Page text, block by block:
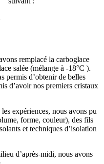
remplacé la carboglace
salée (mélange à -18°C ).
permis d’obtenir de belles
d’avoir nos premiers cristaux
expériences, nous avons pu
forme, couleur), des fils
et techniques d’isolation
d’après-midi, nous avons